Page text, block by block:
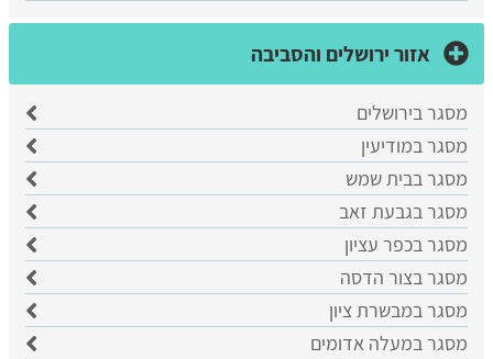
אזור ירושלים והסביבה
מסגר בירושלים
מסגר במודיעין
מסגר בבית שמש
מסגר בגבעת זאב
מסגר בכפר עציון
מסגר בצור הדסה
מסגר במבשרת ציון
מסגר במעלה אדומים